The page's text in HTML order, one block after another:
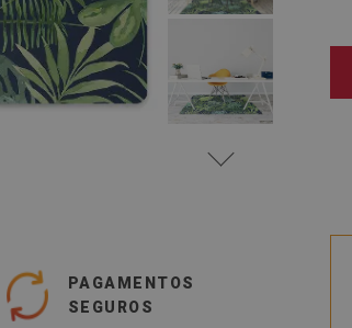
PAGAMENTOS
SEGUROS